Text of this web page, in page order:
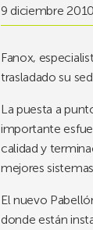
9 diciembre 2010
Fanox,
trasladado su
La puesta a
importante
calidad y
mejores
El nuevo
donde están